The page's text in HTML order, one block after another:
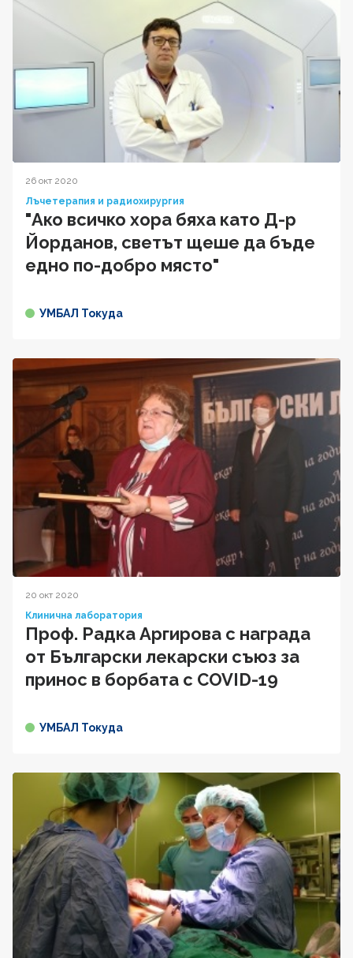
26 окт 2020
Лъчетерапия и радиохирургия
"Ако всичко хора бяха като Д-р
Йорданов, светът щеше да бъде
едно по-добро място"
УМБАЛ Токуда
20 окт 2020
Клинична лаборатория
Проф. Радка Аргирова с награда
от Български лекарски съюз за
принос в борбата с COVID-19
УМБАЛ Токуда